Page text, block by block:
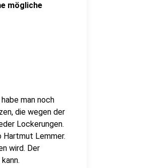
mögliche
man noch
die wegen der
Lockerungen.
Hartmut Lemmer.
wird. Der